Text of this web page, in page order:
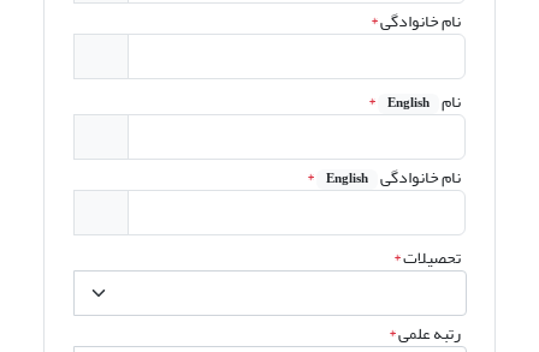
نام خانوادگی*
نام English
*
نام خانوادگی English
*
تحصیلات*
رتبه علمی*